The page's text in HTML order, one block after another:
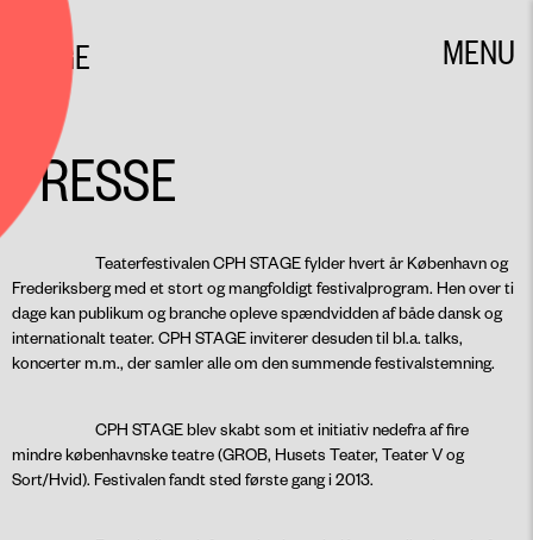
STAGE
MENU
PRESSE
Teaterfestivalen CPH STAGE fylder hvert år København og
Frederiksberg med et stort og mangfoldigt festivalprogram. Hen over ti
dage kan publikum og branche opleve spændvidden af både dansk og
internationalt teater. CPH STAGE inviterer desuden til bl.a. talks,
koncerter m.m., der samler alle om den summende festivalstemning.
CPH STAGE blev skabt som et initiativ nedefra af fire
mindre københavnske teatre (GROB, Husets Teater, Teater V og
Sort/Hvid). Festivalen fandt sted første gang i 2013.